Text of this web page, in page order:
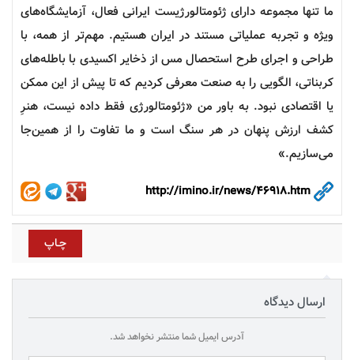
ما تنها مجموعه دارای ژئومتالورژیست ایرانی فعال، آزمایشگاه‌های
ویژه و تجربه عملیاتی مستند در ایران هستیم. مهم‌تر از همه، با
طراحی و اجرای طرح استحصال مس از ذخایر اکسیدی با باطله‌های
کربناتی، الگویی را به صنعت معرفی کردیم که تا پیش از این ممکن
یا اقتصادی نبود. به باور من «ژئومتالورژی فقط داده نیست، هنرِ
کشف ارزش پنهان در هر سنگ است و ما تفاوت را از همین‌جا
می‌سازیم.»
ارسال دیدگاه
آدرس ایمیل شما منتشر نخواهد شد.